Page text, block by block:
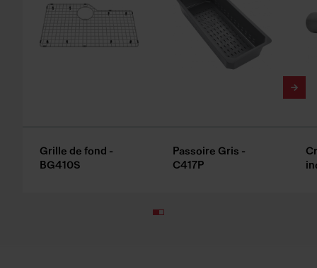
Grille de fond -
BG410S
Passoire Gris -
C417P